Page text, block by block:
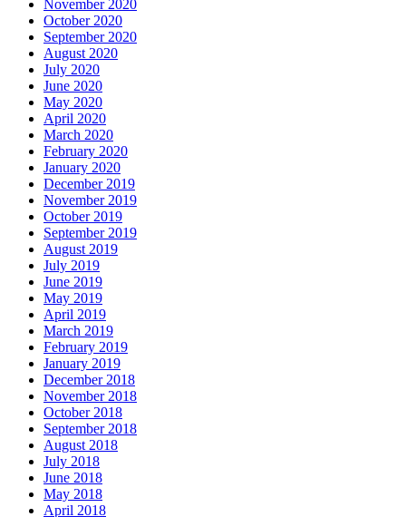
November 2020
October 2020
September 2020
August 2020
July 2020
June 2020
May 2020
April 2020
March 2020
February 2020
January 2020
December 2019
November 2019
October 2019
September 2019
August 2019
July 2019
June 2019
May 2019
April 2019
March 2019
February 2019
January 2019
December 2018
November 2018
October 2018
September 2018
August 2018
July 2018
June 2018
May 2018
April 2018